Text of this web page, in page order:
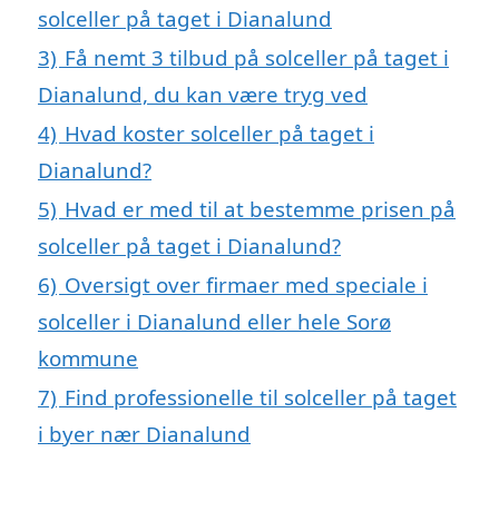
solceller på taget i Dianalund
3) Få nemt 3 tilbud på solceller på taget i
Dianalund, du kan være tryg ved
4) Hvad koster solceller på taget i
Dianalund?
5) Hvad er med til at bestemme prisen på
solceller på taget i Dianalund?
6) Oversigt over firmaer med speciale i
solceller i Dianalund eller hele Sorø
kommune
7) Find professionelle til solceller på taget
i byer nær Dianalund